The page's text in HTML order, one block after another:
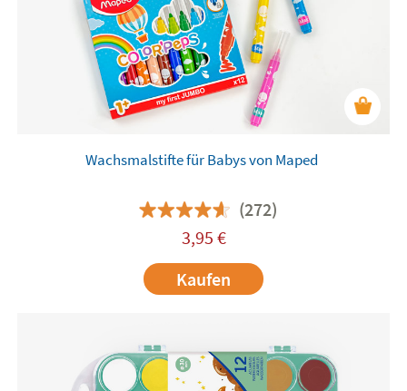
Wachsmalstifte für Babys von Maped
(272)
3,95 €
Kaufen